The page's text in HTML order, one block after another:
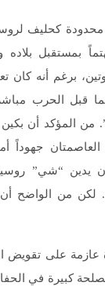
محدودة كحليف
بمستقبل
برغم أنه
قبل الحرب
من المؤكد أن
جهوداً
يدين “شي”
لكن من الواضح
على تقويض
كبيرة في